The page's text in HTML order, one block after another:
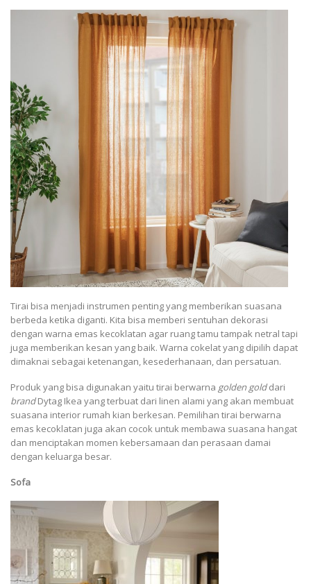
Tirai bisa menjadi instrumen penting yang memberikan suasana
berbeda ketika diganti. Kita bisa memberi sentuhan dekorasi
dengan warna emas kecoklatan agar ruang tamu tampak netral tapi
juga memberikan kesan yang baik. Warna cokelat yang dipilih dapat
dimaknai sebagai ketenangan, kesederhanaan, dan persatuan.
Produk yang bisa digunakan yaitu tirai berwarna golden golddari
brandDytag Ikea yang terbuat dari linen alami yang akan membuat
suasana interior rumah kian berkesan. Pemilihan tirai berwarna
emas kecoklatan juga akan cocok untuk membawa suasana hangat
dan menciptakan momen kebersamaan dan perasaan damai
dengan keluarga besar.
Sofa